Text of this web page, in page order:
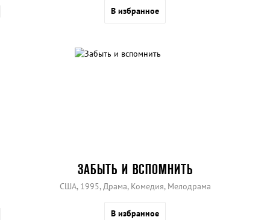
В избранное
ЗАБЫТЬ И ВСПОМНИТЬ
США, 1995, Драма, Комедия, Мелодрама
В избранное